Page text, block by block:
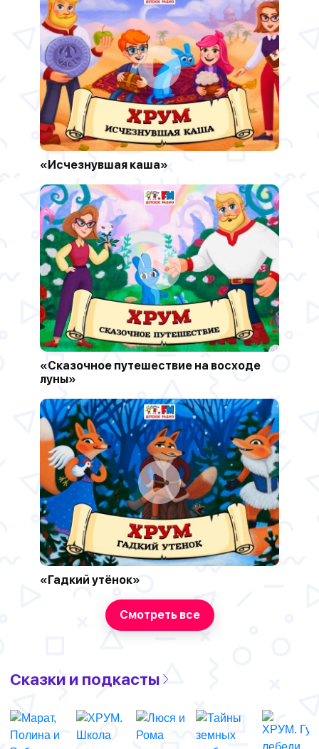
«Исчезнувшая каша»
«Сказочное путешествие на восходе
луны»
«Гадкий утёнок»
Смотреть все
Сказки и подкасты